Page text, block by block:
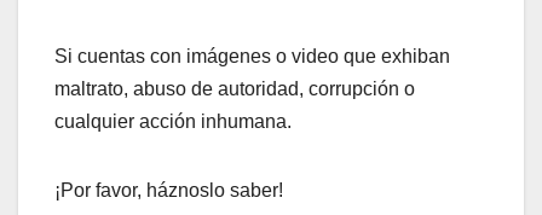
Si cuentas con imágenes o video que exhiban
maltrato, abuso de autoridad, corrupción o
cualquier acción inhumana.
¡Por favor, háznoslo saber!